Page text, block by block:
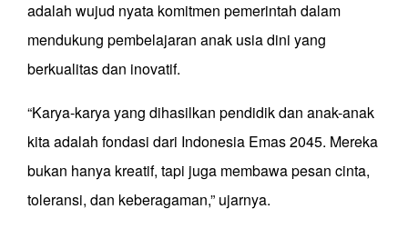
adalah wujud nyata komitmen pemerintah dalam
mendukung pembelajaran anak usia dini yang
berkualitas dan inovatif.
“Karya-karya yang dihasilkan pendidik dan anak-anak
kita adalah fondasi dari Indonesia Emas 2045. Mereka
bukan hanya kreatif, tapi juga membawa pesan cinta,
toleransi, dan keberagaman,” ujarnya.